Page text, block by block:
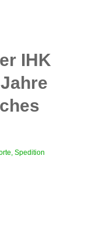
IHK
, Spedition